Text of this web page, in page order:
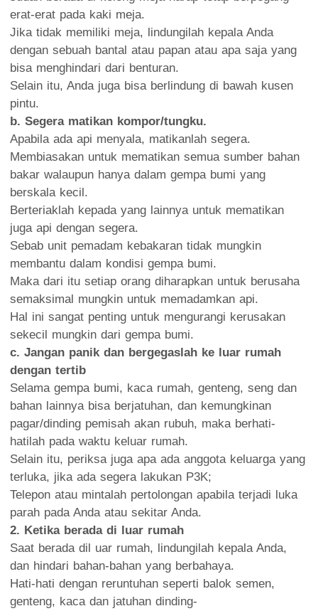
erat-erat pada kaki meja.
Jika tidak memiliki meja, lindungilah kepala Anda
dengan sebuah bantal atau papan atau apa saja yang
bisa menghindari dari benturan.
Selain itu, Anda juga bisa berlindung di bawah kusen
pintu.
b. Segera matikan kompor/tungku.
Apabila ada api menyala, matikanlah segera.
Membiasakan untuk mematikan semua sumber bahan
bakar walaupun hanya dalam gempa bumi yang
berskala kecil.
Berteriaklah kepada yang lainnya untuk mematikan
juga api dengan segera.
Sebab unit pemadam kebakaran tidak mungkin
membantu dalam kondisi gempa bumi.
Maka dari itu setiap orang diharapkan untuk berusaha
semaksimal mungkin untuk memadamkan api.
Hal ini sangat penting untuk mengurangi kerusakan
sekecil mungkin dari gempa bumi.
c. Jangan panik dan bergegaslah ke luar rumah
dengan tertib
Selama gempa bumi, kaca rumah, genteng, seng dan
bahan lainnya bisa berjatuhan, dan kemungkinan
pagar/dinding pemisah akan rubuh, maka berhati-
hatilah pada waktu keluar rumah.
Selain itu, periksa juga apa ada anggota keluarga yang
terluka, jika ada segera lakukan P3K;
Telepon atau mintalah pertolongan apabila terjadi luka
parah pada Anda atau sekitar Anda.
2. Ketika berada di luar rumah
Saat berada dil uar rumah, lindungilah kepala Anda,
dan hindari bahan-bahan yang berbahaya.
Hati-hati dengan reruntuhan seperti balok semen,
genteng, kaca dan jatuhan dinding-